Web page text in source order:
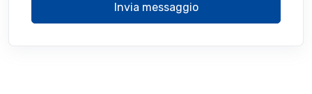
Invia messaggio